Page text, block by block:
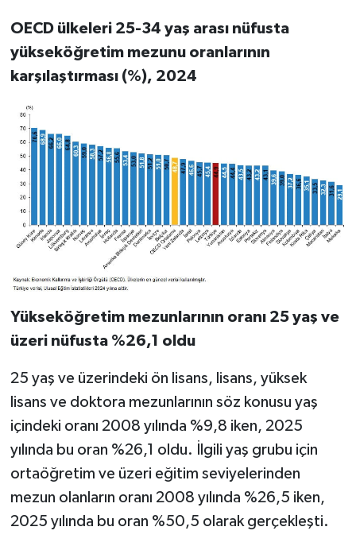
OECD ülkeleri 25-34 yaş arası nüfusta
yükseköğretim mezunu oranlarının
karşılaştırması (%), 2024
Yükseköğretim mezunlarının oranı 25 yaş ve
üzeri nüfusta %26,1 oldu
25 yaş ve üzerindeki ön lisans, lisans, yüksek
lisans ve doktora mezunlarının söz konusu yaş
içindeki oranı 2008 yılında %9,8 iken, 2025
yılında bu oran %26,1 oldu. İlgili yaş grubu için
ortaöğretim ve üzeri eğitim seviyelerinden
mezun olanların oranı 2008 yılında %26,5 iken,
2025 yılında bu oran %50,5 olarak gerçekleşti.